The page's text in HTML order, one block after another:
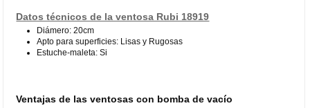
Datos técnicos de la ventosa Rubi 18919
Diámero: 20cm
Apto para superficies: Lisas y Rugosas
Estuche-maleta: Si
Ventajas de las ventosas con bomba de vacío